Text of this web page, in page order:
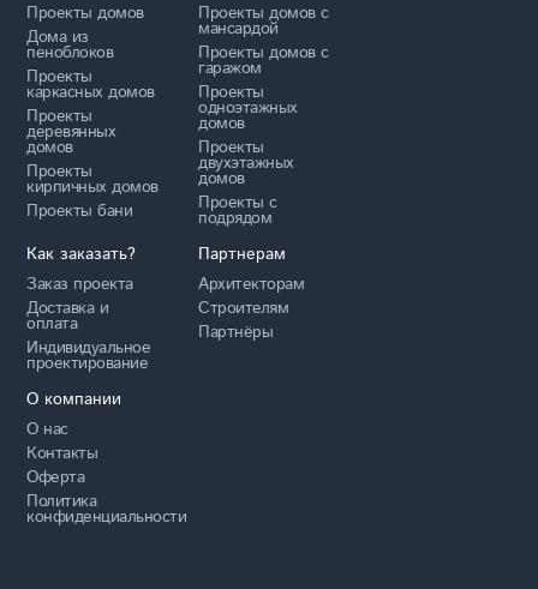
Проекты домов
Дома из
пеноблоков
Проекты
каркасных домов
Проекты
деревянных
домов
Проекты
кирпичных домов
Проекты бани
Проекты домов с
мансардой
Проекты домов с
гаражом
Проекты
одноэтажных
домов
Проекты
двухэтажных
домов
Проекты с
подрядом
Как заказать?
Заказ проекта
Доставка и
оплата
Индивидуальное
проектирование
Партнерам
Архитекторам
Строителям
Партнёры
О компании
О нас
Контакты
Оферта
Политика
конфиденциальности